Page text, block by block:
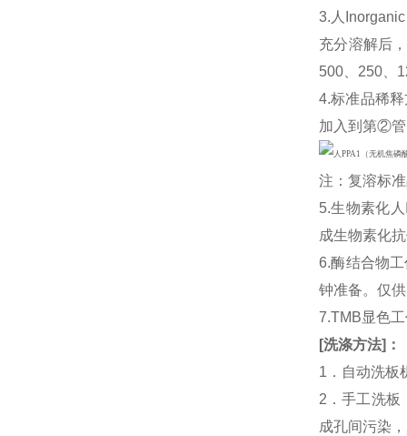
3.人
充分溶解后
500、250、
4.标准品稀
加入到第②
注：复溶标
5.生物素化
成生物素化
6.酶结合物
钟准备。仅
7.TMB显色
[洗涤方法] ：
1．自动洗板
2．手工洗板
成孔间污染